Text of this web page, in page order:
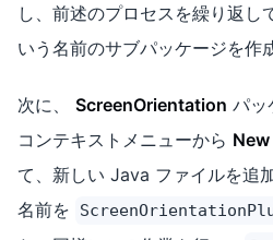
し、前述のプロセスを繰り返し
いう名前のサブパッケージを作
次に、 ScreenOrientation パッ
コンテキストメニューから
て、新しい Java ファイルを追
名前を